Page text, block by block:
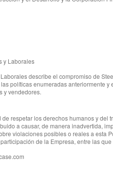
y Laborales
describe el compromiso de
políticas enumeradas anteriormente
y vendedores.
respetar los derechos humanos y
a causar, de manera inadvertida,
violaciones posibles o reales a
de la Empresa, entre las